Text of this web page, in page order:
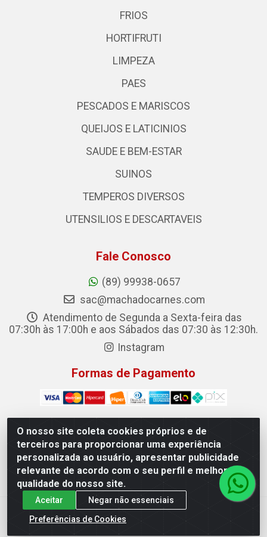
O nosso site coleta cookies próprios e de
terceiros para proporcionar uma experiência
personalizada ao usuário, apresentar publicidade
relevante de acordo com o seu perfil e melhorar a
qualidade do nosso site.
Aceitar
Negar não essenciais
Preferências de Cookies
FRIOS
HORTIFRUTI
LIMPEZA
PAES
PESCADOS E MARISCOS
QUEIJOS E LATICINIOS
SAUDE E BEM-ESTAR
SUINOS
TEMPEROS DIVERSOS
UTENSILIOS E DESCARTAVEIS
Fale Conosco
(89) 99938-0657
sac@machadocarnes.com
Atendimento de Segunda a Sexta-feira das
07:30h às 17:00h e aos Sábados das 07:30 às 12:30h.
Instagram
Formas de Pagamento
Machado Carnes Distribuidora de Alimentos LTDA -
Logradouro: Avenida Candido Aleixo, 148 - Centro - Oeiras/PI
- CEP 64.500-000 - 31.391.008/0001-50